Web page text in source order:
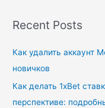
Recent Posts
Как удалить аккаунт
новичков
Как делать 1xBet
перспективе: